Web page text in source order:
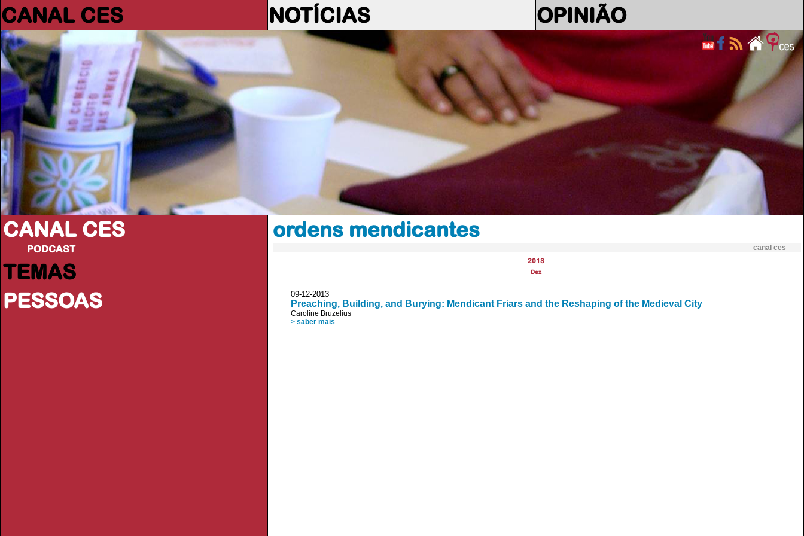
CANAL CES NOTÍCIAS OPINIÃO
CANAL CES
PODCAST
TEMAS
PESSOAS
ordens mendicantes
canal ces
2013
Dez
09-12-2013
Preaching, Building, and Burying: Mendicant Friars and the Reshaping of the Medieval City
Caroline Bruzelius
> saber mais